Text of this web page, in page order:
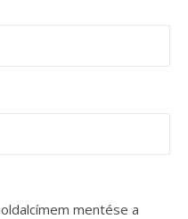
mentése a